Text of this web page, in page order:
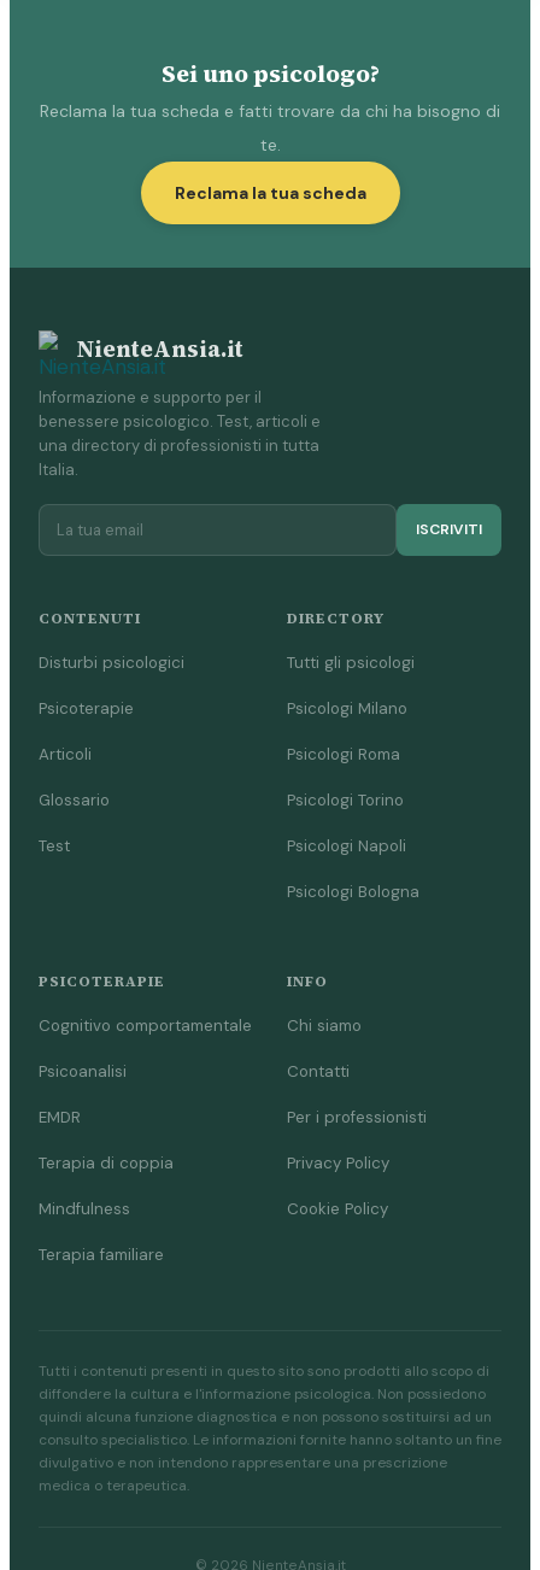
Sei uno psicologo?
Reclama la tua scheda e fatti trovare da chi ha bisogno di
te.
Reclama la tua scheda
NienteAnsia.it
Informazione e supporto per il
benessere psicologico. Test, articoli e
una directory di professionisti in tutta
Italia.
ISCRIVITI
CONTENUTI
Disturbi psicologici
Psicoterapie
Articoli
Glossario
Test
DIRECTORY
Tutti gli psicologi
Psicologi Milano
Psicologi Roma
Psicologi Torino
Psicologi Napoli
Psicologi Bologna
PSICOTERAPIE
Cognitivo comportamentale
Psicoanalisi
EMDR
Terapia di coppia
Mindfulness
Terapia familiare
INFO
Chi siamo
Contatti
Per i professionisti
Privacy Policy
Cookie Policy
Tutti i contenuti presenti in questo sito sono prodotti allo scopo di
diffondere la cultura e l'informazione psicologica. Non possiedono
quindi alcuna funzione diagnostica e non possono sostituirsi ad un
consulto specialistico. Le informazioni fornite hanno soltanto un fine
divulgativo e non intendono rappresentare una prescrizione
medica o terapeutica.
© 2026 NienteAnsia.it